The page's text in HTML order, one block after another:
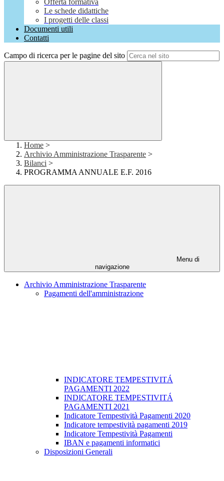
Offerta formativa
Le schede didattiche
I progetti delle classi
Documenti utili
Contatti
Campo di ricerca per le pagine del sito
Home >
Archivio Amministrazione Trasparente >
Bilanci >
PROGRAMMA ANNUALE E.F. 2016
Menu di
navigazione
Archivio Amministrazione Trasparente
Pagamenti dell'amministrazione
INDICATORE TEMPESTIVITÁ
PAGAMENTI 2022
INDICATORE TEMPESTIVITÁ
PAGAMENTI 2021
Indicatore Tempestività Pagamenti 2020
Indicatore tempestività pagamenti 2019
Indicatore Tempestività Pagamenti
IBAN e pagamenti informatici
Disposizioni Generali